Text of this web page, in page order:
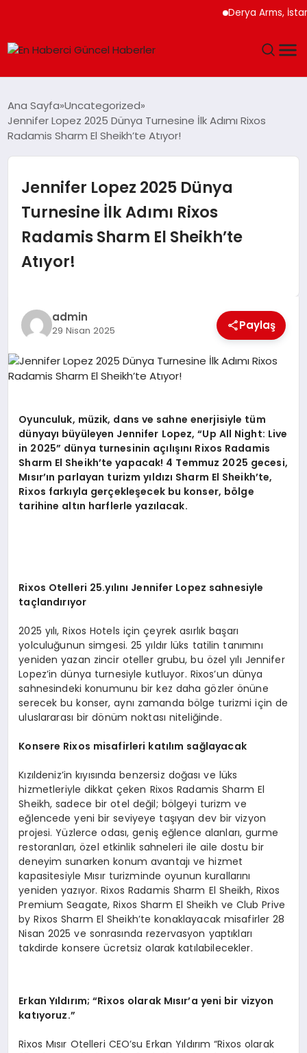
Derya Arms,
SPOR
MAGAZIN
DÜNYA
EKONOMI
SIYASET
Ana Sayfa Uncategorized
Jennifer Lopez 2025 Dünya Turnesine İlk Adımı Rixos
Radamis Sharm El Sheikh’te Atıyor!
Jennifer Lopez 2025 Dünya
Turnesine İlk Adımı Rixos
Radamis Sharm El Sheikh’te
Atıyor!
admin
29 Nisan 2025 Paylaş
Oyunculuk, müzik, dans ve sahne enerjisiyle tüm
dünyayı büyüleyen Jennifer Lopez,“Up All Night: Live
in 2025” dünya turnesinin açılışını Rixos Radamis
Sharm El Sheikh’te yapacak! 4 Temmuz 2025 gecesi,
Mısır’ın parlayan turizm yıldızı Sharm El Sheikh’te,
Rixos farkıyla gerçekleşecek bu konser, bölge
tarihine altın harflerle yazılacak.
Rixos Otelleri 25.yılını Jennifer Lopez sahnesiyle
taçlandırıyor
2025 yılı, Rixos Hotels için çeyrek asırlık başarı
yolculuğunun simgesi. 25 yıldır lüks tatilin tanımını
yeniden yazan zincir oteller grubu, bu özel yılı Jennifer
Lopez’in dünya turnesiyle kutluyor. Rixos’un dünya
sahnesindeki konumunu bir kez daha gözler önüne
serecek bu konser, aynı zamanda bölge turizmi için de
uluslararası bir dönüm noktası niteliğinde.
Konsere Rixos misafirleri katılım sağlayacak
Kızıldeniz’in kıyısında benzersiz doğası ve lüks
hizmetleriyle dikkat çeken Rixos Radamis Sharm El
Sheikh, sadece bir otel değil; bölgeyi turizm ve
eğlencede yeni bir seviyeye taşıyan dev bir vizyon
projesi. Yüzlerce odası, geniş eğlence alanları, gurme
restoranları, özel etkinlik sahneleri ile aile dostu bir
deneyim sunarken konum avantajı ve hizmet
kapasitesiyle Mısır turizminde oyunun kurallarını
yeniden yazıyor. Rixos Radamis Sharm El Sheikh, Rixos
Premium Seagate, Rixos Sharm El Sheikh ve Club Prive
by Rixos Sharm El Sheikh’te konaklayacak misafirler 28
Nisan 2025 ve sonrasında rezervasyon yaptıkları
takdirde konsere ücretsiz olarak katılabilecekler.
Erkan Yıldırım; “Rixos olarak Mısır’a yeni bir vizyon
katıyoruz.”
Rixos Mısır Otelleri CEO’su Erkan Yıldırım “Rixos olarak